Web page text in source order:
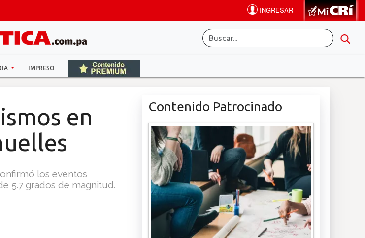
IMPRESO
en
los eventos
5.7 grados de magnitud.
Contenido Patrocinado